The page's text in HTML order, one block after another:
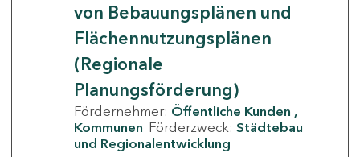
von Bebauungsplänen und
Flächennutzungsplänen
(Regionale
Planungsförderung)
Fördernehmer: Öffentliche Kunden
Kommunen Förderzweck: Städtebau
und Regionalentwicklung